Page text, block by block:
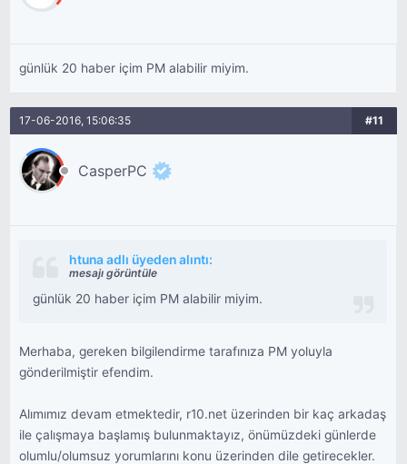
günlük 20 haber içim PM alabilir miyim.
17-06-2016, 15:06:35 #11
CasperPC
htuna adlı üyeden alıntı:
mesajı görüntüle
günlük 20 haber içim PM alabilir miyim.
Merhaba, gereken bilgilendirme tarafınıza PM yoluyla
gönderilmiştir efendim.
Alımımız devam etmektedir, r10.net üzerinden bir kaç arkadaş
ile çalışmaya başlamış bulunmaktayız, önümüzdeki günlerde
olumlu/olumsuz yorumlarını konu üzerinden dile getirecekler.